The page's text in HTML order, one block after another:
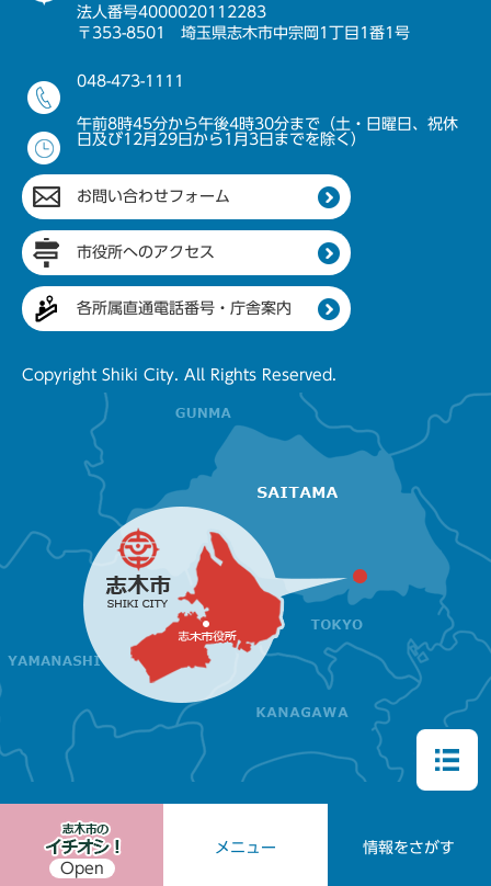
Open
メニュー 情報をさがす
法人番号4000020112283
〒353-8501 埼玉県志木市中宗岡1丁目1番1号
048-473-1111
午前8時45分から午後4時30分まで（土・日曜日、祝休
日及び12月29日から1月3日までを除く）
お問い合わせフォーム
市役所へのアクセス
各所属直通電話番号・庁舎案内
Copyright Shiki City. All Rights Reserved.